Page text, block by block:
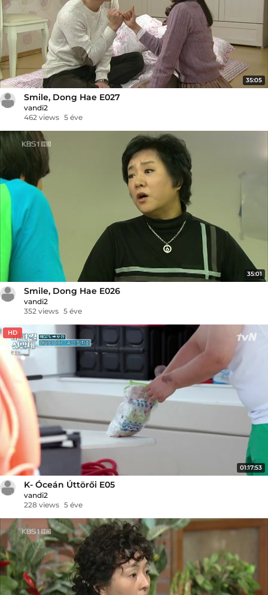
35:05
Smile, Dong Hae E027
vandi2
462 views 5 éve
35:01
Smile, Dong Hae E026
vandi2
352 views 5 éve
HD
01:17:53
K- Óceán Úttörői E05
vandi2
228 views 5 éve